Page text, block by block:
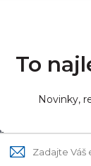
To
Novinky,